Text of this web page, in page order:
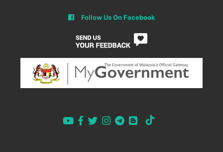
Follow Us On Facebook